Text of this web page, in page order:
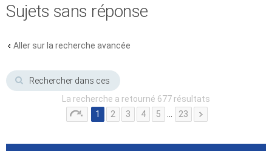
Sujets sans réponse
Aller sur la recherche avancée
La recherche a retourné 677 résultats
1
2 3 4 5 23